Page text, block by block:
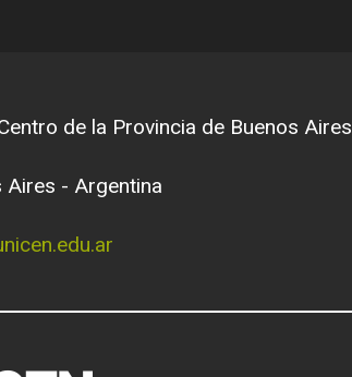
de la Provincia de Buenos Aires
Aires - Argentina